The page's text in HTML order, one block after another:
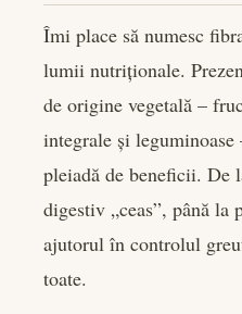
Îmi place să numesc
lumii nutriționale.
de origine vegetală –
integrale și
pleiadă de beneficii. De
digestiv „ceas”, până la
ajutorul în controlul
toate.